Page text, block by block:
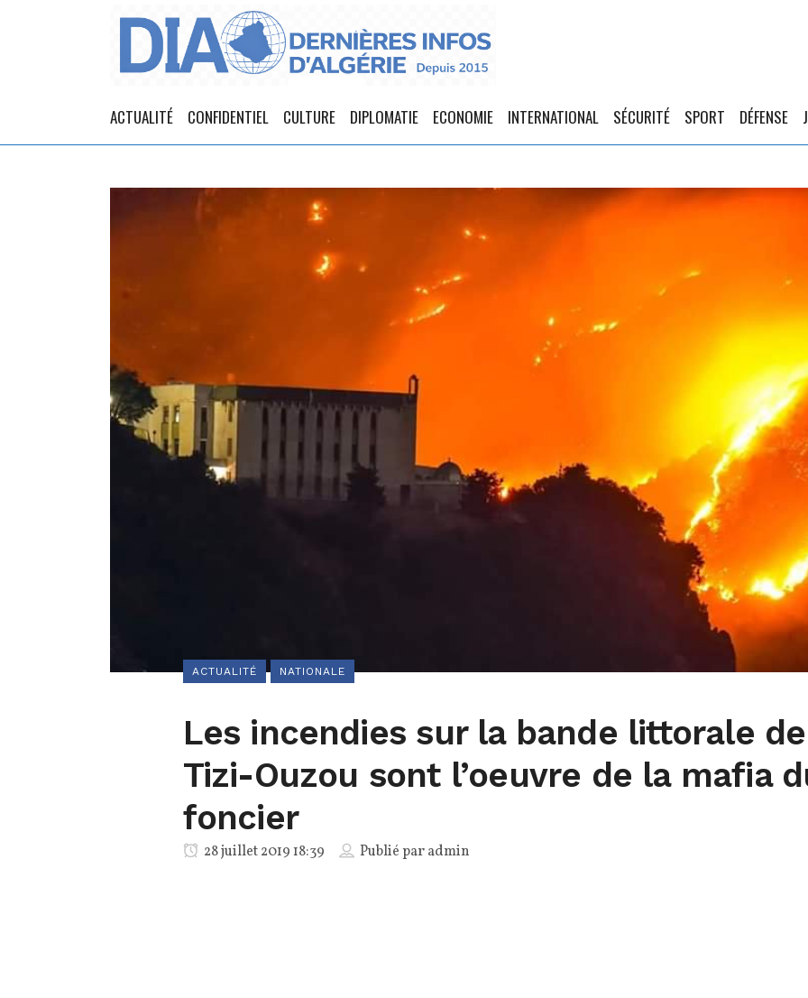
ACTUALITÉ CONFIDENTIEL CULTURE DIPLOMATIE ECONOMIE INTERNATIONAL SÉCURITÉ SPORT DÉFENSE
ACTUALITÉ NATIONALE
Les incendies sur la bande littorale de
Tizi-Ouzou sont l’oeuvre de la mafia
foncier
28 juillet 2019 18:39 Publié paradmin